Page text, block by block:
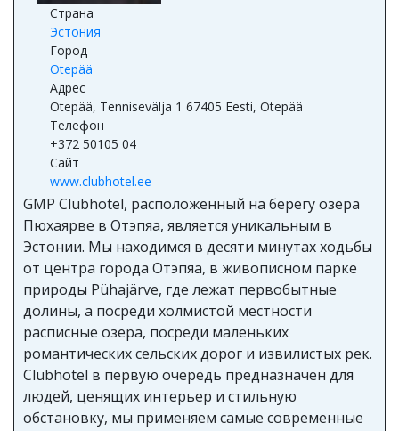
Страна
Эстония
Город
Otepää
Адрес
Otepää, Tennisevälja 1 67405 Eesti, Otepää
Телефон
+372 50105 04
Сайт
www.clubhotel.ee
GMP Clubhotel, расположенный на берегу озера
Пюхаярве в Отэпяа, является уникальным в
Эстонии. Мы находимся в десяти минутах ходьбы
от центра города Отэпяа, в живописном парке
природы Pühajärve, где лежат первобытные
долины, а посреди холмистой местности
расписные озера, посреди маленьких
романтических сельских дорог и извилистых рек.
Clubhotel в первую очередь предназначен для
людей, ценящих интерьер и стильную
обстановку, мы применяем самые современные